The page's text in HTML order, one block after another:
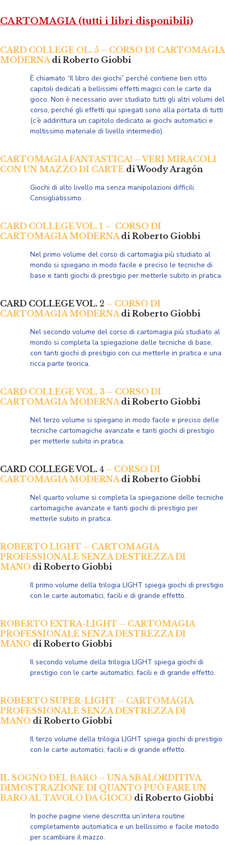
CARTOMAGIA (tutti i libri disponibili)
CARD COLLEGE OL. 5 – CORSO DI CARTOMAGIA
MODERNAdi Roberto Giobbi
È chiamato “Il libro dei giochi” perché contiene ben otto
capitoli dedicati a bellissimi effetti magici con le carte da
gioco. Non è necessario aver studiato tutti gli altri volumi del
corso, perché gli effetti qui spiegati sono alla portata di tutti
(c’è addirittura un capitolo dedicato ai giochi automatici e
moltissimo materiale di livello intermedio).
CARTOMAGIA FANTASTICA! – VERI MIRACOLI
CON UN MAZZO DI CARTE di Woody Aragón
Giochi di alto livello ma senza manipolazioni difficili.
Consigliatissimo.
CARD COLLEGE VOL. 1 – CORSO DI
CARTOMAGIA MODERNA di Roberto Giobbi
Nel primo volume del corso di cartomagia più studiato al
mondo si spiegano in modo facile e preciso le tecniche di
base e tanti giochi di prestigio per metterle subito in pratica.
CARD COLLEGE VOL. 2 – CORSO DI
CARTOMAGIA MODERNA di Roberto Giobbi
Nel secondo volume del corso di cartomagia più studiato al
mondo si completa la spiegazione delle tecniche di base,
con tanti giochi di prestigio con cui metterle in pratica e una
ricca parte teorica.
CARD COLLEGE VOL. 3 – CORSO DI
CARTOMAGIA MODERNAdi Roberto Giobbi
Nel terzo volume si spiegano in modo facile e preciso delle
tecniche cartomagiche avanzate e tanti giochi di prestigio
per metterle subito in pratica.
CARD COLLEGE VOL. 4 – CORSO DI
CARTOMAGIA MODERNAdi Roberto Giobbi
Nel quarto volume si completa la spiegazione delle tecniche
cartomagiche avanzate e tanti giochi di prestigio per
metterle subito in pratica.
ROBERTO LIGHT – CARTOMAGIA
PROFESSIONALE SENZA DESTREZZA DI
MANO di Roberto Giobbi
Il primo volume della trilogia LIGHT spiega giochi di prestigio
con le carte automatici, facili e di grande effetto.
ROBERTO EXTRA-LIGHT – CARTOMAGIA
PROFESSIONALE SENZA DESTREZZA DI
MANO di Roberto Giobbi
Il secondo volume della trilogia LIGHT spiega giochi di
prestigio con le carte automatici, facili e di grande effetto.
ROBERTO SUPER-LIGHT – CARTOMAGIA
PROFESSIONALE SENZA DESTREZZA DI
MANO di Roberto Giobbi
Il terzo volume della trilogia LIGHT spiega giochi di prestigio
con le carte automatici, facili e di grande effetto.
IL SOGNO DEL BARO – UNA SBALORDITIVA
DIMOSTRAZIONE DI QUANTO PUÒ FARE UN
BARO AL TAVOLO DA GIOCO di Roberto Giobbi
In poche pagine viene descritta un’intera routine
completamente automatica e un bellissimo e facile metodo
per scambiare il mazzo.